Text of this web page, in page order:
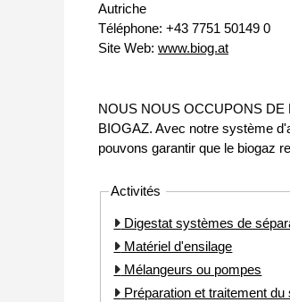
Autriche
Téléphone: +43 7751 50149 0
Site Web: www.biog.at
NOUS NOUS OCCUPONS DE
BIOGAZ. Avec notre système
pouvons garantir que le biogaz
Activités
Digestat systèmes de
Matériel d'ensilage
Mélangeurs ou pompes
Préparation et traitement du